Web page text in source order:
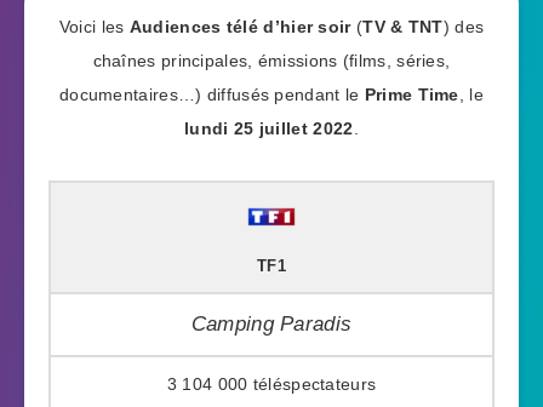
Voici les Audiences télé d’hier soir (TV & TNT) des
chaînes principales, émissions (films, séries,
documentaires…) diffusés pendant le Prime Time , le
lundi 25 juillet 2022
TF1
Camping Paradis
3 104 000